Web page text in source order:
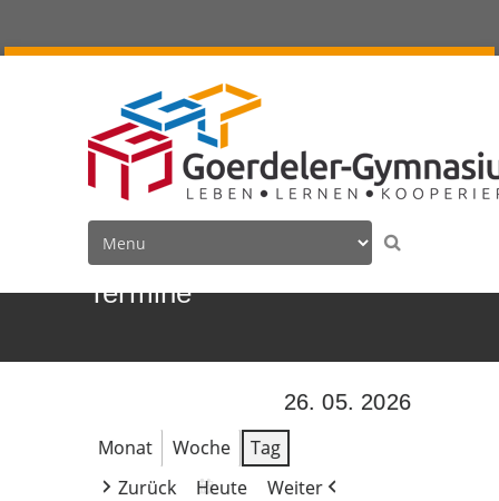
Termine
26. 05. 2026
Monat
Woche
Tag
Zurück
Heute Weiter